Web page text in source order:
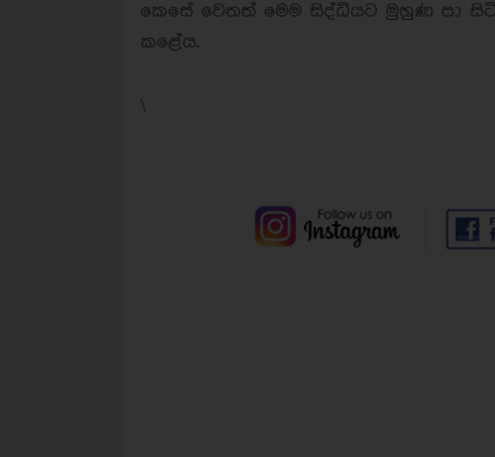
කෙසේ වෙතත් මෙම සිද්ධියට මුහුණ පා
කළේය.
\